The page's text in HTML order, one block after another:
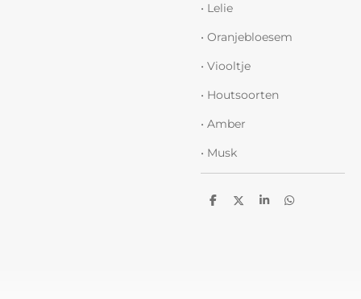
• Lelie
• Oranjebloesem
• Viooltje
• Houtsoorten
• Amber
• Musk
D
D
S
D